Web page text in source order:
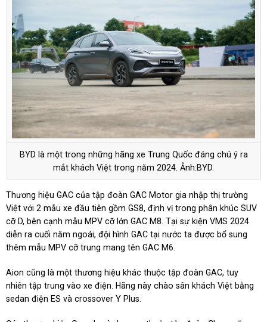
BYD là một trong những hãng xe Trung Quốc đáng chú ý ra
mắt khách Việt trong năm 2024. Ảnh:BYD.
Thương hiệu GAC của tập đoàn GAC Motor gia nhập thị trường
Việt với 2 mẫu xe đầu tiên gồm GS8, định vị trong phân khúc SUV
cỡ D, bên cạnh mẫu MPV cỡ lớn GAC M8. Tại sự kiện VMS 2024
diễn ra cuối năm ngoái, đội hình GAC tại nước ta được bổ sung
thêm mẫu MPV cỡ trung mang tên GAC M6.
Aion cũng là một thương hiệu khác thuộc tập đoàn GAC, tuy
nhiên tập trung vào xe điện. Hãng này chào sân khách Việt bằng
sedan điện ES và crossover Y Plus.